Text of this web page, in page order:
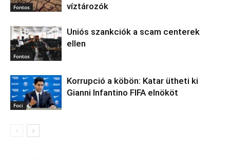
Fontos
víztározók
Fontos
Uniós szankciók a scam centerek
ellen
Foci
Korrupció a köbön: Katar ütheti ki
Gianni Infantino FIFA elnököt